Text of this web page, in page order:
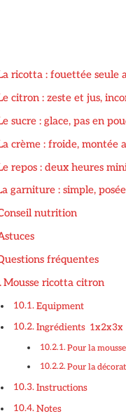
ricotta : fouettée seule
citron : zeste et jus,
sucre : glace, pas en
crème : froide, montée
repos : deux heures
garniture : simple,
nutrition
fréquentes
Mousse ricotta citron
Equipment
Ingrédients 1x2x3x
Pour la mousse
Pour la
Instructions
Notes